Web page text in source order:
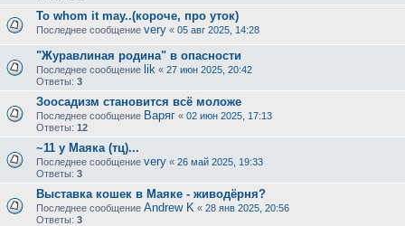
To whom it may..(короче, про уток)
Последнее сообщение very « 05 авг 2025, 14:28
"Журавлиная родина" в опасности
Последнее сообщение lik « 27 июн 2025, 20:42
Ответы: 3
Зоосадизм становится всё моложе
Последнее сообщение Варяг « 02 июн 2025, 17:13
Ответы: 12
~11 у Маяка (тц)...
Последнее сообщение very « 26 май 2025, 19:33
Ответы: 3
Выставка кошек в Маяке - живодёрня?
Последнее сообщение Andrew K « 28 янв 2025, 20:56
Ответы: 3